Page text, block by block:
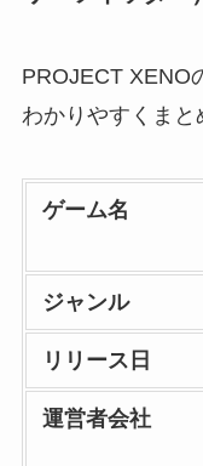
PROJECT XENO
わかりやすくまと
ゲーム名
ジャンル
リリース日
運営者会社